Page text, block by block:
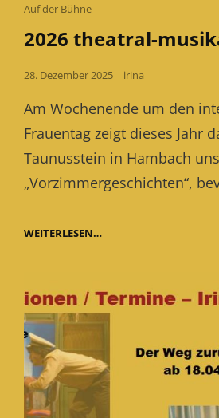
Cat
Auf der Bühne
2026 theatral-
Posted
28. Dezember 2025 irina
Am Wochenende um den
Frauentag zeigt dieses Jahr
Taunusstein in Hambach
„Vorzimmergeschichten“,
WEITERLESEN…2026